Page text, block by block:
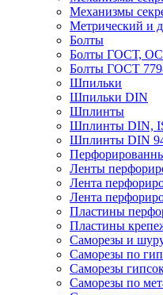
Механизмы
Метрический и
Болты
Болты ГОСТ,
Болты ГОСТ
Шпильки
Шпильки DIN
Шплинты
Шплинты DIN,
Шплинты DIN
Ленты
Лента
Лента
Пластины
Пластины
Саморезы и
Саморезы по
Саморезы
Саморезы по